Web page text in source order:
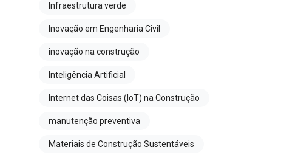
Infraestrutura verde
Inovação em Engenharia Civil
inovação na construção
Inteligência Artificial
Internet das Coisas (IoT) na Construção
manutenção preventiva
Materiais de Construção Sustentáveis